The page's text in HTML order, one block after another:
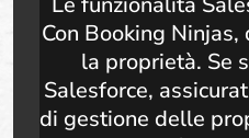
Con Booking
la proprietà. Se
Salesforce,
di gestione delle